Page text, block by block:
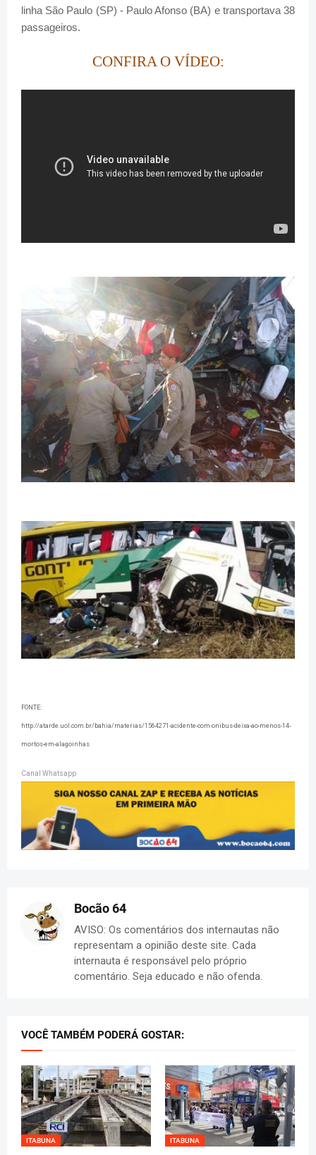
linha São Paulo (SP) - Paulo Afonso (BA) e transportava 38
passageiros.
CONFIRA O VÍDEO:
FONTE:
http://atarde.uol.com.br/bahia/materias/1564271-acidente-com-onibus-deixa-ao-menos-14-
mortos-em-alagoinhas
Canal Whatsapp
Bocão 64
AVISO: Os comentários dos internautas não
representam a opinião deste site. Cada
internauta é responsável pelo próprio
comentário. Seja educado e não ofenda.
VOCÊ TAMBÉM PODERÁ GOSTAR:
ITABUNA ITABUNA